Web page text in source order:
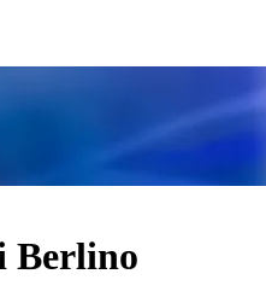
Berlino